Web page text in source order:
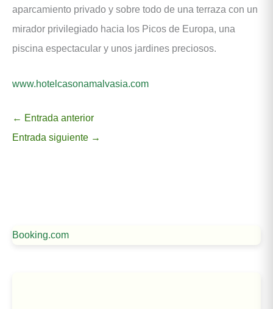
aparcamiento privado y sobre todo de una terraza con un
mirador privilegiado hacia los Picos de Europa, una
piscina espectacular y unos jardines preciosos.
www.hotelcasonamalvasia.com
← Entrada anterior
Entrada siguiente →
Booking.com